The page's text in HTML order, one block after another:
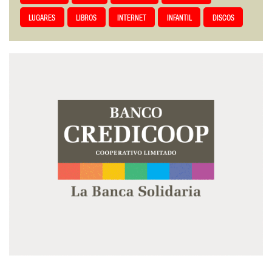
LUGARES LIBROS INTERNET INFANTIL DISCOS